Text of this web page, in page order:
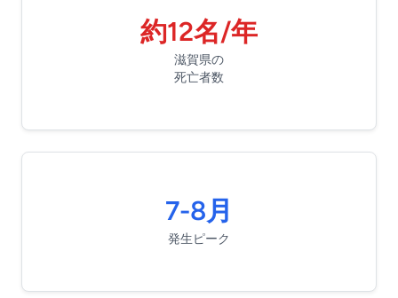
約12名/年
滋賀県の
死亡者数
7-8月
発生ピーク